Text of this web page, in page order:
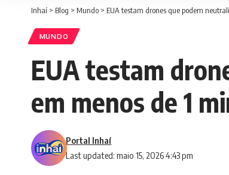
Inhaí > Blog > Mundo > EUA testam drones que podem
MUNDO
EUA testam
em menos de 1
Last updated: maio 15, 2026 4:43 pm
Portal Inhaí